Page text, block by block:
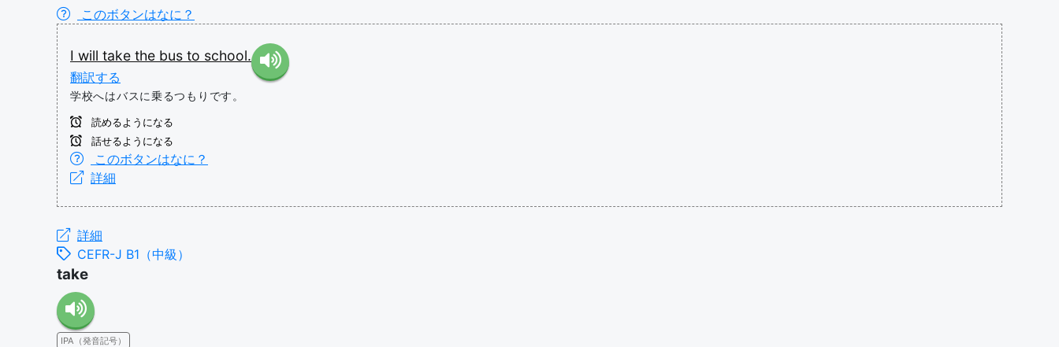
このボタンはなに？
I will take the bus to school.
翻訳する
学校へはバスに乗るつもりです。
読めるようになる
話せるようになる
このボタンはなに？
詳細
詳細
CEFR-J B1（中級）
take
IPA（発音記号）